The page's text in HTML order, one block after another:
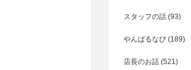
スタッフの話 (93)
やんばるなび (189)
店長のお話 (521)